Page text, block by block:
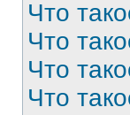
Что
Что
Что
Что